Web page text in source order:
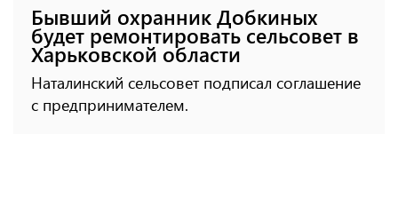
Бывший охранник Добкиных
будет ремонтировать сельсовет в
Харьковской области
Наталинский сельсовет подписал соглашение
с предпринимателем.